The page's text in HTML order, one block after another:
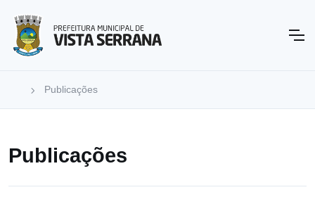
Publicações
Publicações